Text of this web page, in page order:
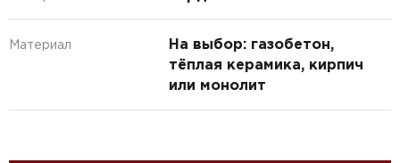
Материал
На выбор: газобетон,
тёплая керамика, кирпич
или монолит